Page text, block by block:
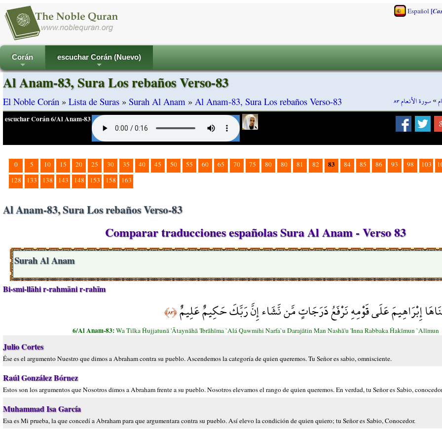
Español [
+
Corán
+
escuchar Corán (Nuevo)
»سورة الأنعام ٨٣
Al Anam-83, Sura Los rebaños Verso-83
El Noble Corán » Lista de Suras » Surah Al Anam » Al Anam-83, Sura Los rebaños Verso-83
escuchar Corán 6/Al Anam-83
0 5 10 15 20 25 30 35 40 45 50 55 60 65 70 75 80 80 81 82 83 84 85 86 93 98 103
128
133 138 143 148 153 158 163
Al Anam-83, Sura Los rebaños Verso-83
Comparar traducciones españolas Sura Al Anam - Verso 83
Surah Al Anam
Bi-smi-llāhi r-rahmāni r-rahīm
إِبْرَاهِيمَ عَلَى قَوْمِهِ نَرْفَعُ دَرَجَاتٍ مَّن نَّشَاء إِنَّ رَبَّكَ حَكِيمٌ عَلِيمٌ﴿٨٣﴾
6/Al Anam-83:Wa Tilka Ĥujjatunā 'Ātaynāhā 'Ibrāhīma `Alá Qawmihi Narfa`u Darajātin Man Nashā'u 'Inna Rabbaka Ĥakīmun `Alīmun
Julio Cortes
Ése es el argumento Nuestro que dimos a Abraham contra su pueblo. Ascendemos la categoría de quien queremos. Tu Señor es sabio, omnisciente.
Raúl González Bórnez
Estos son los argumentos que Nosotros dimos a Abraham frente a su pueblo. Nosotros elevamos el rango de quien queremos. En verdad, tu Señor es Sabio,
Muhammad Isa García
Esa es Mi prueba, la que concedí a Abraham para que argumentara contra su pueblo. Así elevo la condición de quien quiero; tu Señor es Sabio, Conocedor.